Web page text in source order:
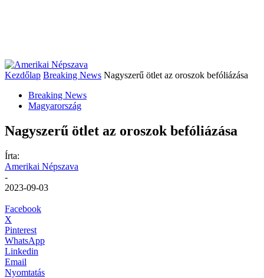
Kezdőlap Breaking News Nagyszerű ötlet az oroszok befóliázása
Breaking News
Magyarország
Nagyszerű ötlet az oroszok befóliázása
Írta:
Amerikai Népszava
-
2023-09-03
Facebook
X
Pinterest
WhatsApp
Linkedin
Email
Nyomtatás